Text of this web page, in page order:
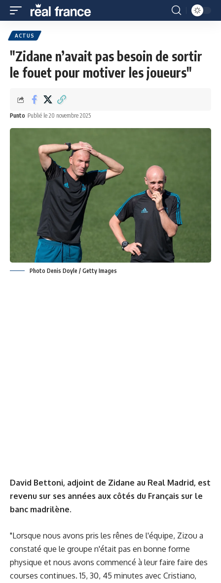
ACTUS
"Zidane n’avait pas besoin de sortir
le fouet pour motiver les joueurs"
Punto Publié le 20 novembre 2025
Photo Denis Doyle / Getty Images
David Bettoni, adjoint de Zidane au Real Madrid, est
revenu sur ses années aux côtés du Français sur le
banc madrilène.
"Lorsque nous avons pris les rênes de l'équipe, Zizou a
constaté que le groupe n'était pas en bonne forme
physique et nous avons commencé à leur faire faire des
courses continues. 15, 30, 45 minutes avec Cristiano,